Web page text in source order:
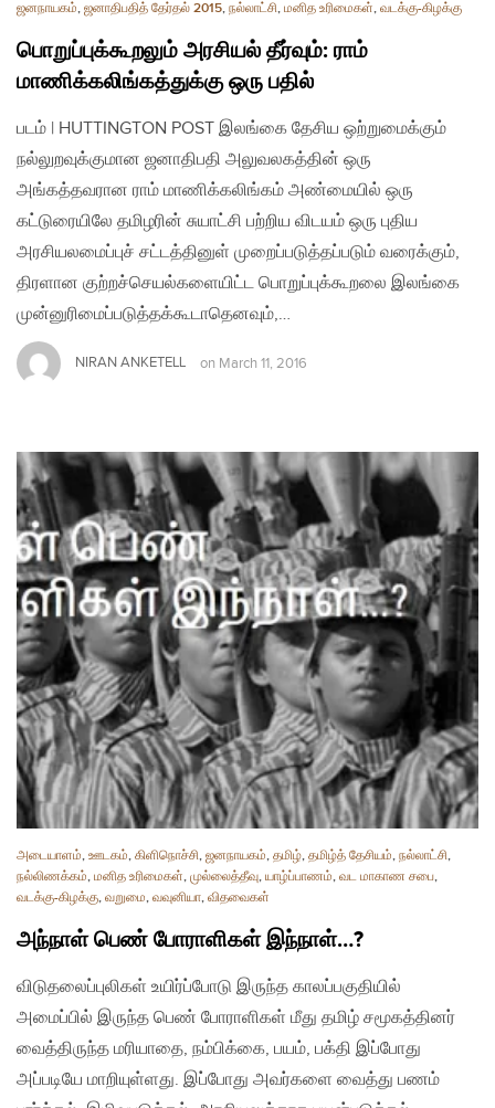
ஜனநாயகம், ஜனாதிபதித் தேர்தல் 2015, நல்லாட்சி, மனித உரிமைகள், வடக்கு-கிழக்கு
பொறுப்புக்கூறலும் அரசியல் தீர்வும்: ராம்
மாணிக்கலிங்கத்துக்கு ஒரு பதில்
படம் | HUTTINGTON POST இலங்கை தேசிய ஒற்றுமைக்கும்
நல்லுறவுக்குமான ஜனாதிபதி அலுவலகத்தின் ஒரு
அங்கத்தவரான ராம் மாணிக்கலிங்கம் அண்மையில் ஒரு
கட்டுரையிலே தமிழரின் சுயாட்சி பற்றிய விடயம் ஒரு புதிய
அரசியலமைப்புச் சட்டத்தினுள் முறைப்படுத்தப்படும் வரைக்கும்,
திரளான குற்றச்செயல்களையிட்ட பொறுப்புக்கூறலை இலங்கை
முன்னுரிமைப்படுத்தக்கூடாதெனவும்,…
NIRAN ANKETELL on March 11, 2016
அடையாளம், ஊடகம், கிளிநொச்சி, ஜனநாயகம், தமிழ், தமிழ்த் தேசியம், நல்லாட்சி,
நல்லிணக்கம், மனித உரிமைகள், முல்லைத்தீவு, யாழ்ப்பாணம், வட மாகாண சபை,
வடக்கு-கிழக்கு, வறுமை, வவுனியா, விதவைகள்
அந்நாள் பெண் போராளிகள் இந்நாள்…?
விடுதலைப்புலிகள் உயிர்ப்போடு இருந்த காலப்பகுதியில்
அமைப்பில் இருந்த பெண் போராளிகள் மீது தமிழ் சமூகத்தினர்
வைத்திருந்த மரியாதை, நம்பிக்கை, பயம், பக்தி இப்போது
அப்படியே மாறியுள்ளது. இப்போது அவர்களை வைத்து பணம்